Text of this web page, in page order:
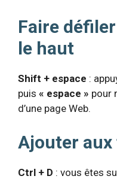
Faire
le haut
Shift + espace :
puis « espace » pour
d’une page Web.
Ajouter
Ctrl + D : vous êtes